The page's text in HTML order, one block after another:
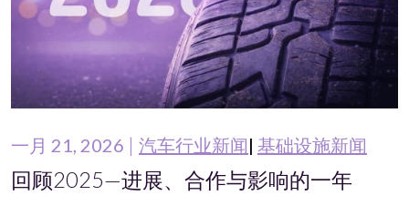
一月 21, 2026 汽车行业新闻 基础设施新闻
回顾2025—进展、合作与影响的一年